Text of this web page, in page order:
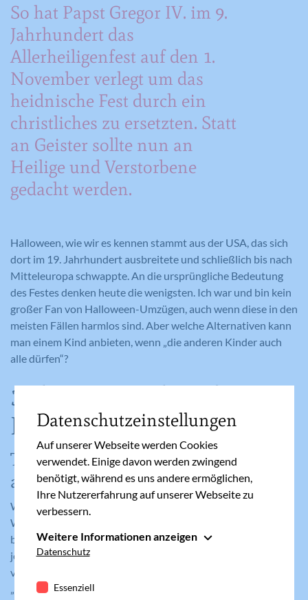
So hat Papst Gregor IV. im 9.
Jahrhundert das
Allerheiligenfest auf den 1.
November verlegt um das
heidnische Fest durch ein
christliches zu ersetzten. Statt
an Geister sollte nun an
Heilige und Verstorbene
gedacht werden.
Halloween, wie wir es kennen stammt aus der USA, das sich
dort im 19. Jahrhundert ausbreitete und schließlich bis nach
Mitteleuropa schwappte. An die ursprüngliche Bedeutung
des Festes denken heute die wenigsten. Ich war und bin kein
großer Fan von Halloween-Umzügen, auch wenn diese in den
meisten Fällen harmlos sind. Aber welche Alternativen kann
man einem Kind anbieten, wenn „die anderen Kinder auch
alle dürfen“?
3 alternative Ideen für
Halloween
Tipp #1: Auf Allerheiligen
aufmerksam machen
Wir kaufen Süßigkeiten für Kinder, die an unserer Tür läuten.
Wir wollen niemanden mit leeren Händen wegschicken, der
bei uns anläutet - egal ob ein Bettler, ein Kind oder sonst
jemand. Aber wir bereiten dazu schön gestaltete Kärtchen
vor mit: „Wir wünschen Dir ein schönes Allerheiligenfest“,
„Schönes Allerheiligenfest“ o.ä.. Jedes Kind das an der Tür
Datenschutzeinstellungen
Auf unserer Webseite werden Cookies
verwendet. Einige davon werden zwingend
benötigt, während es uns andere ermöglichen,
Ihre Nutzererfahrung auf unserer Webseite zu
verbessern.
Essenziell
Funktionen der Webseite benötigt. Dadurch ist
Weitere Informationen anzeigen
Datenschutz
Essenziell